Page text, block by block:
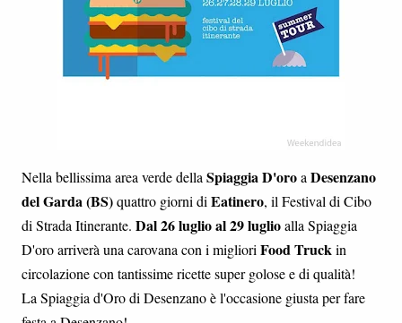
Nella bellissima area verde della Spiaggia D'oroa Desenzano
del Garda (BS)quattro giorni di Eatinero, il Festival di Cibo
di Strada Itinerante. Dal 26 luglio al 29 luglioalla Spiaggia
D'oro arriverà una carovana con i migliori Food Truckin
circolazione con tantissime ricette super golose e di qualità!
La Spiaggia d'Oro di Desenzano è l'occasione giusta per fare